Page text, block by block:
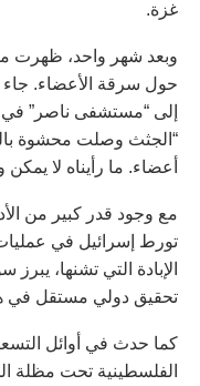
غزة.
وبعد شهر واحد، ظهرت
حول سرقة الأعضاء. جاء
إلى “مستشفى ناصر” في
“الجثث وصلت محشوة
أعضاء. ما رأيناه لا
مع وجود قدر كبير من
تورط إسرائيل في
الإبادة التي تشنها،
تحقيق دولي مستقل في
كما حدث في أوائل
الفلسطينية تحت مظلة